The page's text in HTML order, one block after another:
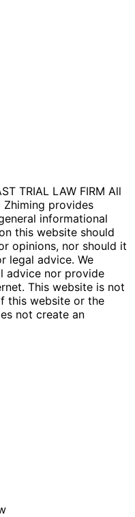
TRIAL LAW FIRM All
Zhiming provides
informational
this website should
opinions, nor should it
legal advice. We
advice nor provide
This website is not
this website or the
not create an